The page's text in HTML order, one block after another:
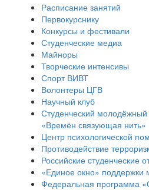
Расписание занятий
Первокурснику
Конкурсы и фестивали
Студенческие медиа
Майноры
Творческие интенсивы
Спорт ВИВТ
Волонтеры ЦГВ
Научный клуб
Студенческий молодёжный
«Времён связующая нить»
Центр психологической
Противодействие
Российские cтуденческие
«Единое окно» поддержки
Федеральная программа